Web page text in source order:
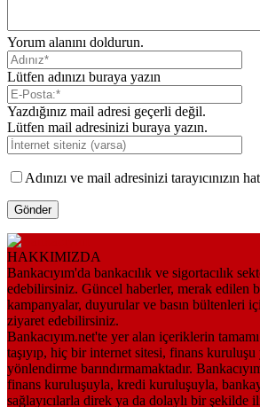
Yorum alanını doldurun.
Lütfen adınızı buraya yazın
Yazdığınız mail adresi geçerli değil.
Lütfen mail adresinizi buraya yazın.
Adınızı ve mail adresinizi tarayıcınızın
HAKKIMIZDA
Bankacıyım'da bankacılık ve sigortacılık
edebilirsiniz. Güncel haberler, merak edilen
kampanyalar, duyurular ve basın bültenleri
ziyaret edebilirsiniz.
Bankacıyım.net'te yer alan içeriklerin
taşıyıp, hiç bir internet sitesi, finans kuruluşu
yönlendirme barındırmamaktadır.
finans kuruluşuyla, kredi kuruluşuyla,
sağlayıcılarla direk ya da dolaylı bir şekilde